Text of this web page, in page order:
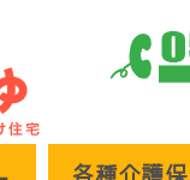
施設・料金表